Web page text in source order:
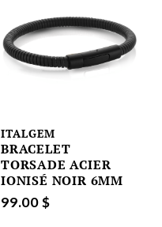
ITALGEM
BRACELET
TORSADE ACIER
IONISÉ NOIR 6MM
99.00 $